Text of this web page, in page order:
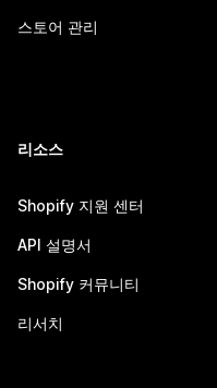
스토어 관리
리소스
Shopify 지원 센터
API 설명서
Shopify 커뮤니티
리서치